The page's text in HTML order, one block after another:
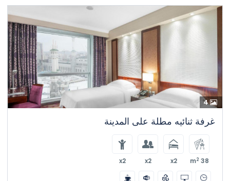
4
غرفة ثنائيه مطلة على المدينة
38 m
2
x2
x2
x2